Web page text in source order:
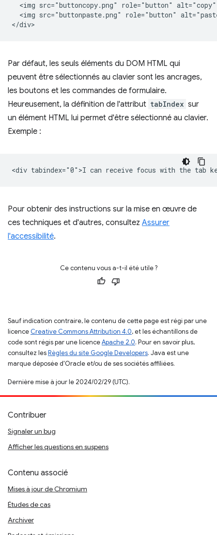
<img src="buttoncopy.png" role="button"
<img src="buttonpaste.png" role="button"
Par défaut, les seuls éléments du DOM HTML qui
peuvent être sélectionnés au clavier sont les ancrages,
les boutons et les commandes de formulaire.
Heureusement, la définition de l'attribut tabIndex sur
un élément HTML lui permet d'être sélectionné au clavier.
Exemple :
Pour obtenir des instructions sur la mise en œuvre de
ces techniques et d'autres, consultez Assurer
l'accessibilité.
Ce contenu vous a-t-il été utile ?
Sauf indication contraire, le contenu de cette page est régi par une
licence Creative Commons Attribution 4.0, et les échantillons de
code sont régis par une licenceApache 2.0. Pour en savoir plus,
consultez lesRègles du site Google Developers. Java est une
marque déposée d'Oracle et/ou de ses sociétés affiliées.
Dernière mise à jour le 2024/02/29 (UTC).
Contribuer
Signaler un bug
Afficher les questions en suspens
Contenu associé
Mises à jour de Chromium
Études de cas
Archiver